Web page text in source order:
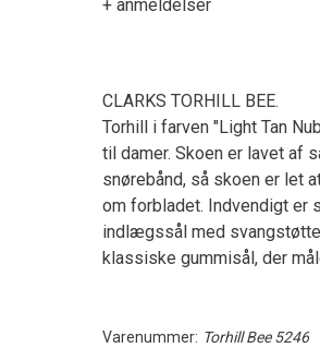
+ anmeldelser
CLARKS TORHILL BEE.
Torhill i farven "Light Tan
til damer. Skoen er lavet af
snørebånd, så skoen er let
om forbladet. Indvendigt er
indlægssål med
klassiske gummisål, der
Varenummer: Torhill Bee 5246